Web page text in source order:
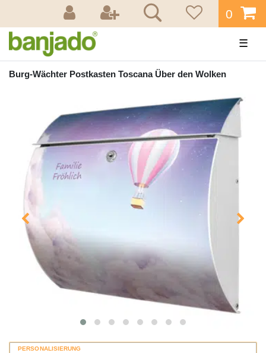
0
☰
Burg-Wächter Postkasten Toscana Über den Wolken
PERSONALISIERUNG